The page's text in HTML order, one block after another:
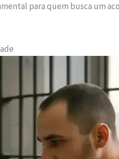
para quem busca um